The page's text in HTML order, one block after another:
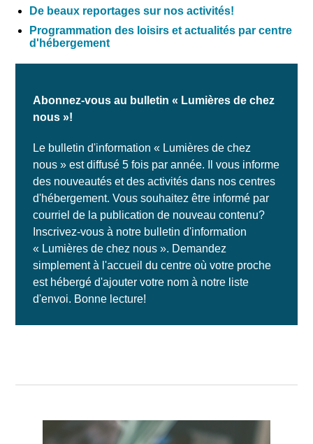
De beaux reportages sur nos activités!
Programmation des loisirs et actualités par centre
d'hébergement
Abonnez-vous au bulletin « Lumières de chez
nous »!
Le bulletin d'information « Lumières de chez
nous » est diffusé 5 fois par année. Il vous informe
des nouveautés et des activités dans nos centres
d'hébergement. Vous souhaitez être informé par
courriel de la publication de nouveau contenu?
Inscrivez-vous à notre bulletin d'information
« Lumières de chez nous ». Demandez
simplement à l'accueil du centre où votre proche
est hébergé d'ajouter votre nom à notre liste
d'envoi. Bonne lecture!